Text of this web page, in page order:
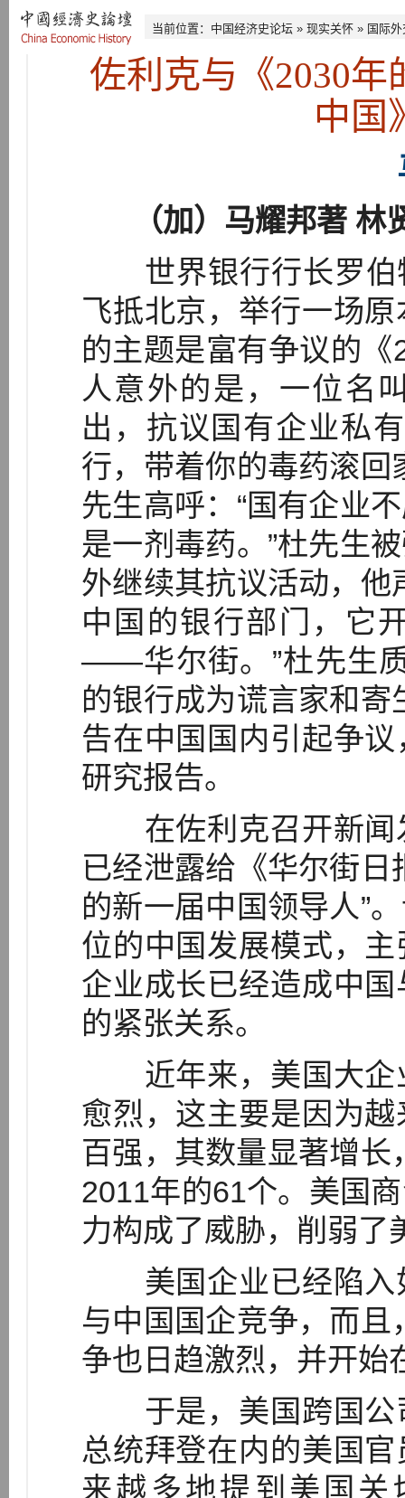
当前位置： 中国经济史论坛 » 现实关怀 » 国际外
佐利克与《2030年
中国
（加）马耀邦著
世界银行行长罗伯
飞抵北京，举行一场
的主题是富有争议的
人意外的是，一位名
出，抗议国有企业私
行，带着你的毒药滚回
先生高呼：“国有企业
是一剂毒药。”杜先生
外继续其抗议活动，他
中国的银行部门，它
——华尔街。”杜先生
的银行成为谎言家和寄
告在中国国内引起争
研究报告。
在佐利克召开新闻
已经泄露给《华尔街日
的新一届中国领导人”
位的中国发展模式，
企业成长已经造成中
的紧张关系。
近年来，美国大企
愈烈，这主要是因为
百强，其数量显著增
2011年的61个。美国
力构成了威胁，削弱了
美国企业已经陷入
与中国国企竞争，而且
争也日趋激烈，并开始
于是，美国跨国公
总统拜登在内的美国
来越多地提到美国